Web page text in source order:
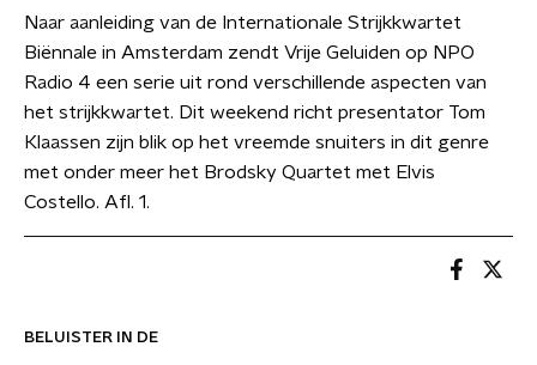
BELUISTER IN DE
Naar aanleiding van de Internationale Strijkkwartet
Biënnale in Amsterdam zendt Vrije Geluiden op NPO
Radio 4 een serie uit rond verschillende aspecten van
het strijkkwartet. Dit weekend richt presentator Tom
Klaassen zijn blik op het vreemde snuiters in dit genre
met onder meer het Brodsky Quartet met Elvis
Costello. Afl. 1.